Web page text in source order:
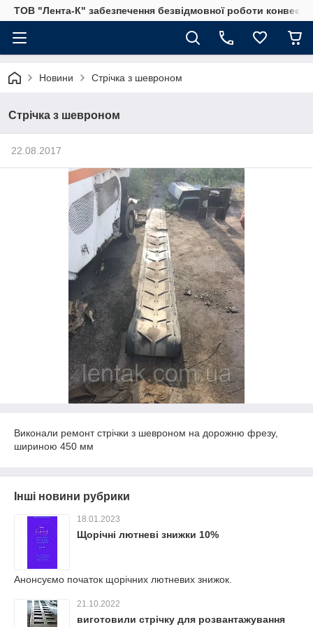
ТОВ "Лента-К" забезпечення безвідмовної роботи
Новини Стрічка з шевроном
Стрічка з шевроном
22.08.2017
Виконали ремонт стрічки з шевроном на дорожню фрезу,
шириною 450 мм
Інші новини рубрики
18.01.2023
Щорічні лютневі знижки 10%
Анонсуємо початок щорічних лютневих знижок.
21.10.2022
виготовили стрічку для розвантажування